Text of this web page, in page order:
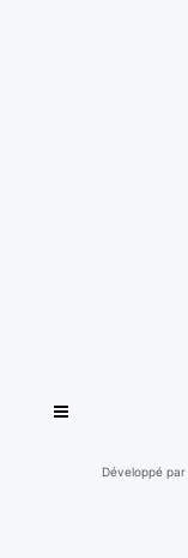
Développé par